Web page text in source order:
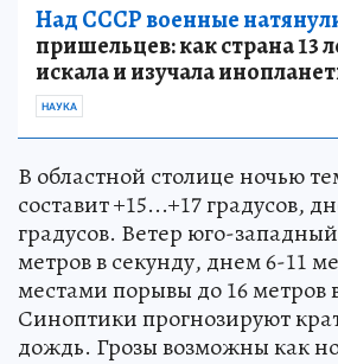
Над СССР военные
пришельцев: как страна 13
искала и изучала
НАУКА
В областной столице ночью
составит +15...+17 градусов,
градусов. Ветер юго-
метров в секунду, днем 6-11
местами порывы до 16 метров
Синоптики прогнозируют
дождь. Грозы возможны как